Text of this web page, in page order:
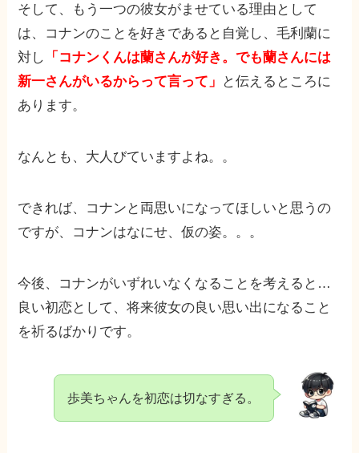
そして、もう一つの彼女がませている理由として
は、コナンのことを好きであると自覚し、毛利蘭に
対し
「コナンくんは蘭さんが好き。でも蘭さんには
新一さんがいるからって言って」
と伝えるところに
あります。
なんとも、大人びていますよね。。
できれば、コナンと両思いになってほしいと思うの
ですが、コナンはなにせ、仮の姿。。。
今後、コナンがいずれいなくなることを考えると…
良い初恋として、将来彼女の良い思い出になること
を祈るばかりです。
歩美ちゃんを初恋は切なすぎる。